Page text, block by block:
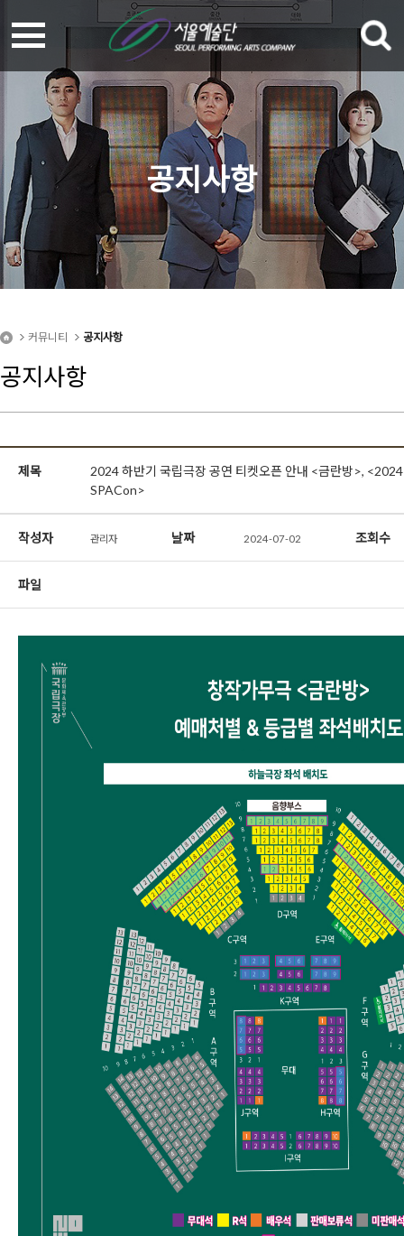
공지사항
커뮤니티 공지사항
공지사항
제목
2024 하반기 국립극장 공연 티켓오픈 안내 <금란방>,
SPACon>
작성자 관리자 날짜 2024-07-02 조회수
파일